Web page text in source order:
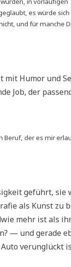
es würde
und für manche
mit Humor und
Job, der
Beruf, der es mir
geführt, sie
als Kunst zu
mehr ist als
— und gerade
verunglückt